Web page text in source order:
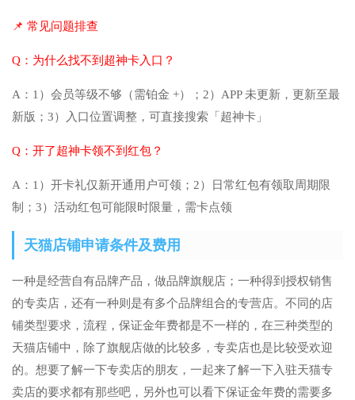
📌 常见问题排查
Q：为什么找不到超神卡入口？
A：1）会员等级不够（需铂金 +）；2）APP 未更新，更新至最
新版；3）入口位置调整，可直接搜索「超神卡」
Q：开了超神卡领不到红包？
A：1）开卡礼仅新开通用户可领；2）日常红包有领取周期限
制；3）活动红包可能限时限量，需卡点领
天猫店铺申请条件及费用
一种是经营自有品牌产品，做品牌旗舰店；一种得到授权销售
的专卖店，还有一种则是有多个品牌组合的专营店。不同的店
铺类型要求，流程，保证金年费都是不一样的，在三种类型的
天猫店铺中，除了旗舰店做的比较多，专卖店也是比较受欢迎
的。想要了解一下专卖店的朋友，一起来了解一下入驻天猫专
卖店的要求都有那些吧，另外也可以看下保证金年费的需要多